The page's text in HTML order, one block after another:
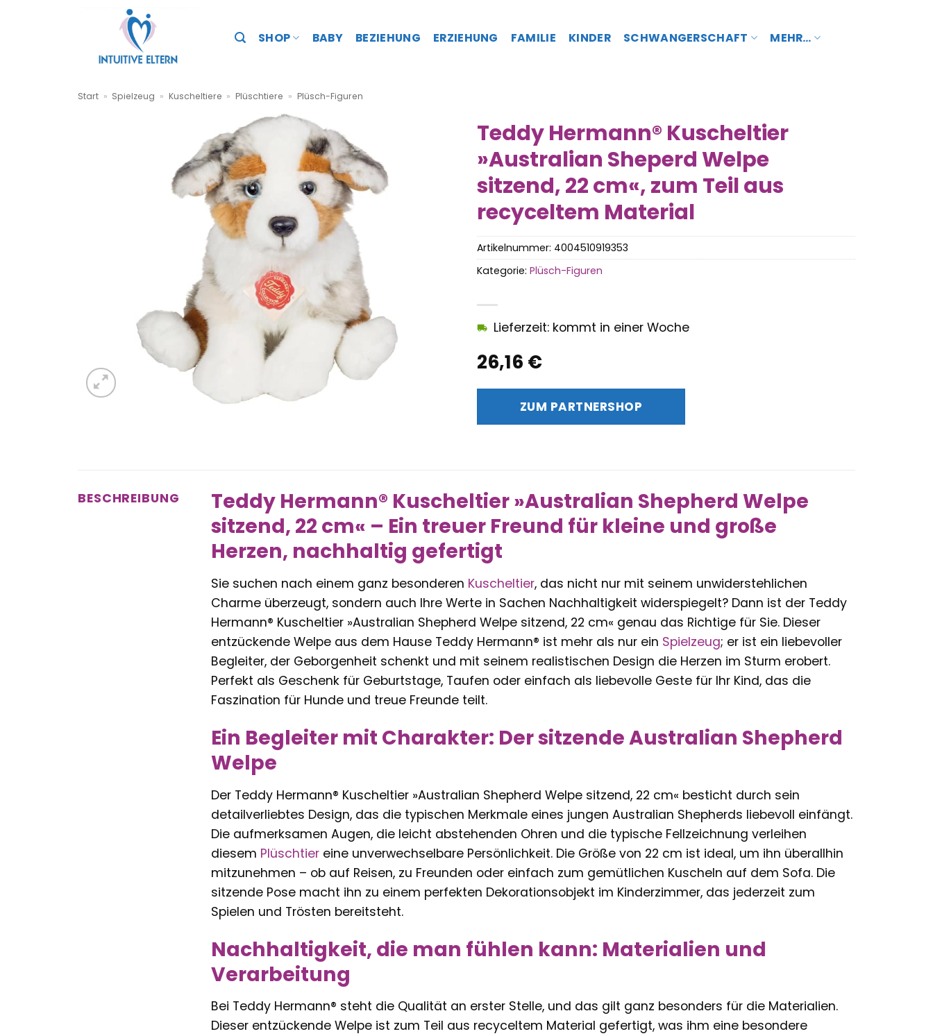
SHOP BABY BEZIEHUNG ERZIEHUNG FAMILIE KINDER SCHWANGERSCHAFT MEHR…
Start » Spielzeug » Kuscheltiere » Plüschtiere » Plüsch-Figuren
Teddy Hermann® Kuscheltier
»Australian Sheperd Welpe
sitzend, 22 cm«, zum Teil aus
recyceltem Material
26,16 €
Lieferzeit: kommt in einer Woche
ZUM PARTNERSHOP
Artikelnummer: 4004510919353
Kategorie: Plüsch-Figuren
BESCHREIBUNG
Teddy Hermann® Kuscheltier »Australian Shepherd Welpe
sitzend, 22 cm« – Ein treuer Freund für kleine und große
Herzen, nachhaltig gefertigt
Sie suchen nach einem ganz besonderen Kuscheltier, das nicht nur mit seinem unwiderstehlichen
Charme überzeugt, sondern auch Ihre Werte in Sachen Nachhaltigkeit widerspiegelt? Dann ist der Teddy
Hermann® Kuscheltier »Australian Shepherd Welpe sitzend, 22 cm« genau das Richtige für Sie. Dieser
entzückende Welpe aus dem Hause Teddy Hermann® ist mehr als nur ein Spielzeug; er ist ein liebevoller
Begleiter, der Geborgenheit schenkt und mit seinem realistischen Design die Herzen im Sturm erobert.
Perfekt als Geschenk für Geburtstage, Taufen oder einfach als liebevolle Geste für Ihr Kind, das die
Faszination für Hunde und treue Freunde teilt.
Ein Begleiter mit Charakter: Der sitzende Australian Shepherd
Welpe
Der Teddy Hermann® Kuscheltier »Australian Shepherd Welpe sitzend, 22 cm« besticht durch sein
detailverliebtes Design, das die typischen Merkmale eines jungen Australian Shepherds liebevoll einfängt.
Die aufmerksamen Augen, die leicht abstehenden Ohren und die typische Fellzeichnung verleihen
diesem Plüschtiereine unverwechselbare Persönlichkeit. Die Größe von 22 cm ist ideal, um ihn überallhin
mitzunehmen – ob auf Reisen, zu Freunden oder einfach zum gemütlichen Kuscheln auf dem Sofa. Die
sitzende Pose macht ihn zu einem perfekten Dekorationsobjekt im Kinderzimmer, das jederzeit zum
Spielen und Trösten bereitsteht.
Nachhaltigkeit, die man fühlen kann: Materialien und
Verarbeitung
Bei Teddy Hermann® steht die Qualität an erster Stelle, und das gilt ganz besonders für die Materialien.
Dieser entzückende Welpe ist zum Teil aus recyceltem Material gefertigt, was ihm eine besondere